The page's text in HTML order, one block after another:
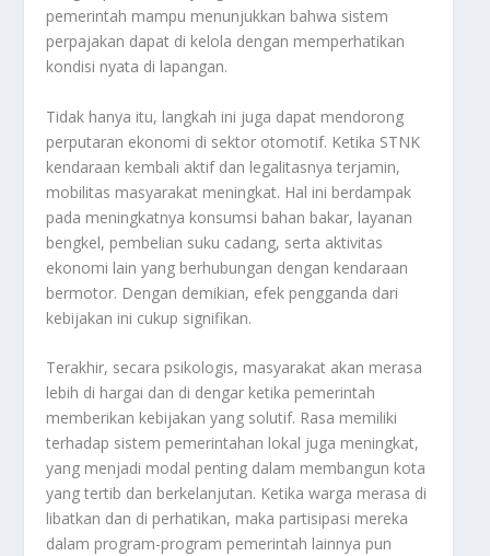
pemerintah mampu menunjukkan bahwa sistem
perpajakan dapat di kelola dengan memperhatikan
kondisi nyata di lapangan.
Tidak hanya itu, langkah ini juga dapat mendorong
perputaran ekonomi di sektor otomotif. Ketika STNK
kendaraan kembali aktif dan legalitasnya terjamin,
mobilitas masyarakat meningkat. Hal ini berdampak
pada meningkatnya konsumsi bahan bakar, layanan
bengkel, pembelian suku cadang, serta aktivitas
ekonomi lain yang berhubungan dengan kendaraan
bermotor. Dengan demikian, efek pengganda dari
kebijakan ini cukup signifikan.
Terakhir, secara psikologis, masyarakat akan merasa
lebih di hargai dan di dengar ketika pemerintah
memberikan kebijakan yang solutif. Rasa memiliki
terhadap sistem pemerintahan lokal juga meningkat,
yang menjadi modal penting dalam membangun kota
yang tertib dan berkelanjutan. Ketika warga merasa di
libatkan dan di perhatikan, maka partisipasi mereka
dalam program-program pemerintah lainnya pun